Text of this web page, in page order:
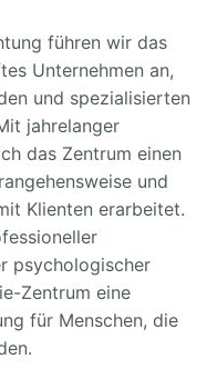
führen wir das
Unternehmen an,
und spezialisierten
jahrelanger
das Zentrum einen
und
Klienten erarbeitet.
psychologischer
Zentrum eine
für Menschen, die